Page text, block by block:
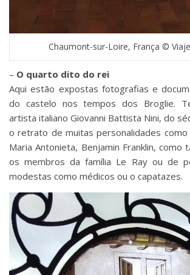
Chaumont-sur-Loire, França ©
– O quarto dito do rei
Aqui estão expostas fotografias e
do castelo nos tempos dos Broglie.
artista italiano Giovanni Battista Nini, do
o retrato de muitas personalidades como
Maria Antonieta, Benjamin Franklin, como
os membros da família Le Ray ou de
modestas como médicos ou o capatazes.